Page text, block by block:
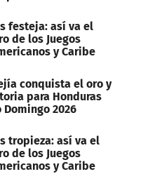
festeja: así va el
de los Juegos
y Caribe
conquista el oro y
para Honduras
Domingo 2026
tropieza: así va el
de los Juegos
y Caribe